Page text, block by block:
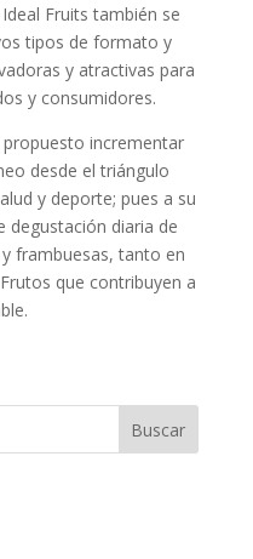
Fruits también se
tipos de formato y
y atractivas para
y consumidores.
incrementar
desde el triángulo
y deporte; pues a su
degustación diaria de
frambuesas, tanto en
que contribuyen a